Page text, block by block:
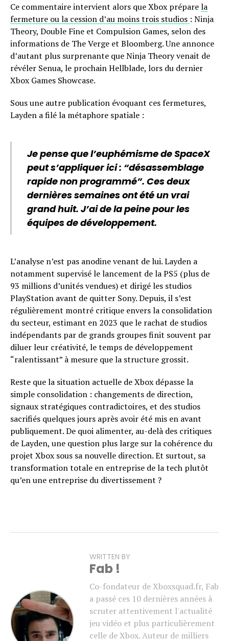
Ce commentaire intervient alors que Xbox préparela
fermeture ou la cession d’au moins trois studios : Ninja
Theory, Double Fine et Compulsion Games, selon des
informations de The Verge et Bloomberg. Une annonce
d’autant plus surprenante que Ninja Theory venait de
révéler Senua, le prochain Hellblade, lors du dernier
Xbox Games Showcase.
Sous une autre publication évoquant ces fermetures,
Layden a filé la métaphore spatiale :
Je pense que l’euphémisme de SpaceX
peut s’appliquer ici : “désassemblage
rapide non programmé”. Ces deux
dernières semaines ont été un vrai
grand huit. J’ai de la peine pour les
équipes de développement.
L’analyse n’est pas anodine venant de lui. Layden a
notamment supervisé le lancement de la PS5 (plus de
93 millions d’unités vendues) et dirigé les studios
PlayStation avant de quitter Sony. Depuis, il s’est
régulièrement montré critique envers la consolidation
du secteur, estimant en 2023 que le rachat de studios
indépendants par de grands groupes finit souvent par
diluer leur créativité, le temps de développement
“ralentissant” à mesure que la structure grossit.
Reste que la situation actuelle de Xbox dépasse la
simple consolidation : changements de direction,
signaux stratégiques contradictoires, et des studios
sacrifiés quelques jours après avoir été mis en avant
publiquement. De quoi alimenter, au-delà des critiques
de Layden, une question plus large sur la cohérence du
projet Xbox sous sa nouvelle direction. Et surtout, sa
transformation totale en entreprise de la tech plutôt
qu’en une entreprise du divertissement ?
WRITTEN BY
Fab !
Co-fondateur de Xboxsquad.fr, Fab
a passé ces 10 dernières années à
scruter attentivement l'actualité
jeu vidéo et plus particulièrement
celle de Xbox. Auteur de milliers